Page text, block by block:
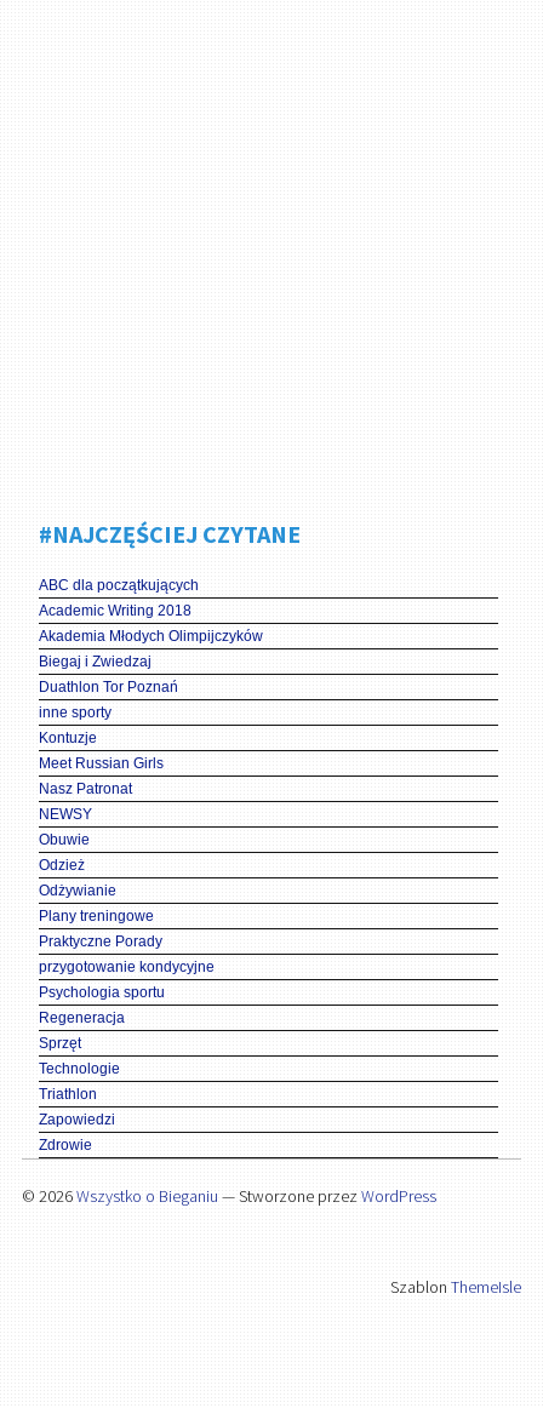
#NAJCZĘŚCIEJ CZYTANE
ABC dla początkujących
Academic Writing 2018
Akademia Młodych Olimpijczyków
Biegaj i Zwiedzaj
Duathlon Tor Poznań
inne sporty
Kontuzje
Meet Russian Girls
Nasz Patronat
NEWSY
Obuwie
Odzież
Odżywianie
Plany treningowe
Praktyczne Porady
przygotowanie kondycyjne
Psychologia sportu
Regeneracja
Sprzęt
Technologie
Triathlon
Zapowiedzi
Zdrowie
© 2026Wszystko o Bieganiu — Stworzone przezWordPress
SzablonThemeIsle